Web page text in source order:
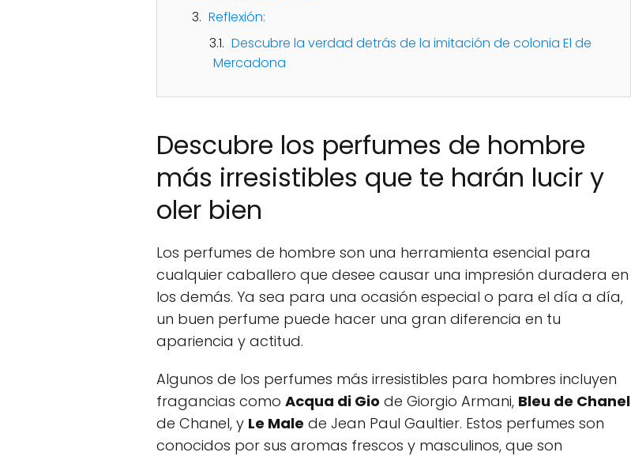
Reflexión:
Descubre la verdad detrás de la imitación de colonia El de
Mercadona
Descubre los perfumes de hombre
más irresistibles que te harán lucir y
oler bien
Los perfumes de hombre son una herramienta esencial para
cualquier caballero que desee causar una impresión duradera en
los demás. Ya sea para una ocasión especial o para el día a día,
un buen perfume puede hacer una gran diferencia en tu
apariencia y actitud.
Algunos de los perfumes más irresistibles para hombres incluyen
fragancias como Acqua di Gio de Giorgio Armani, Bleu de Chanel
de Chanel, y Le Male de Jean Paul Gaultier. Estos perfumes son
conocidos por sus aromas frescos y masculinos, que son